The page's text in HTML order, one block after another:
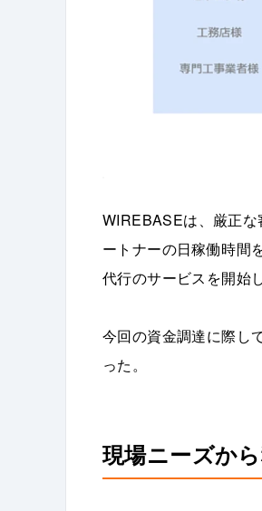
WIREBASEは、厳正
ートナーの日稼働時間
代行のサービスを開始し
今回の資金調達に際し
った。
現場ニーズか